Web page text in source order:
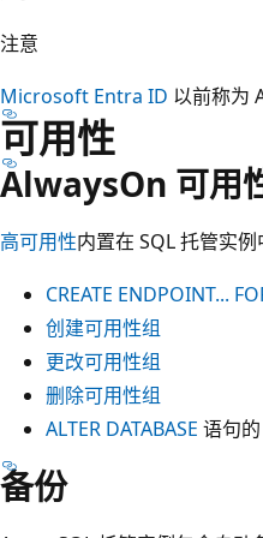
注意
Microsoft Entra ID 以前称为
可用性
AlwaysOn 可用
高可用性内置在 SQL 托管实
CREATE ENDPOINT...
创建可用性组
更改可用性组
删除可用性组
ALTER DATABASE 语句的
备份